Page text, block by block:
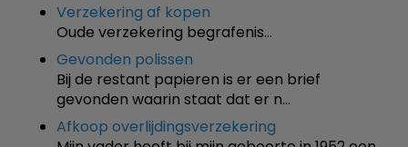
Verzekering af kopen
Oude verzekering begrafenis…
Gevonden polissen
Bij de restant papieren is er een brief
gevonden waarin staat dat er n…
Afkoop overlijdingsverzekering